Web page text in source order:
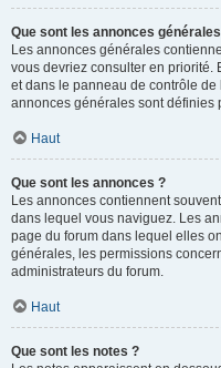
Que sont les annonces
Les annonces générales
vous devriez consulter en priorité.
et dans le panneau de contrôle de
annonces générales sont définies
Haut
Que sont les annonces ?
Les annonces contiennent
dans lequel vous naviguez. Les
page du forum dans lequel elles
générales, les permissions
administrateurs du forum.
Haut
Que sont les notes ?